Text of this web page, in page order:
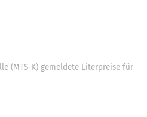
(MTS-K) gemeldete Literpreise für